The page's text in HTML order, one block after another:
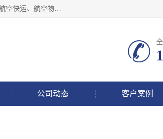
徐州福宝来物流有限公司专业从事机场航空货运、机场快递,航空快递、航空货运、宠物托运、航空加急件、航空快运、航空物流、航空托运、空运当日达等业务。
公司动态 客户案例